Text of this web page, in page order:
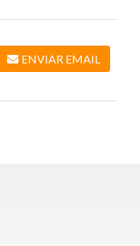
ENVIAR EMAIL